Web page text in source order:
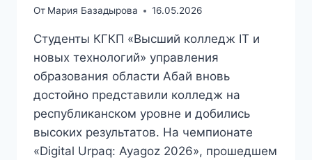
От Мария Базадырова 16.05.2026
Студенты КГКП «Высший колледж IT и
новых технологий» управления
образования области Абай вновь
достойно представили колледж на
республиканском уровне и добились
высоких результатов. На чемпионате
«Digital Urpaq: Ayagoz 2026», прошедшем